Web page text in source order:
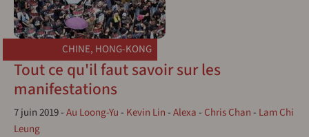
CHINE, HONG-KONG
Tout ce qu'il faut savoir sur les
manifestations
7 juin 2019-Au Loong-Yu- Kevin Lin-Alexa- Chris Chan- Lam Chi
Leung